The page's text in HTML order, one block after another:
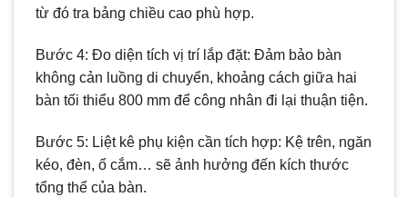
từ đó tra bảng chiều cao phù hợp.
Bước 4: Đo diện tích vị trí lắp đặt: Đảm bảo bàn
không cản luồng di chuyển, khoảng cách giữa hai
bàn tối thiểu 800 mm để công nhân đi lại thuận tiện.
Bước 5: Liệt kê phụ kiện cần tích hợp: Kệ trên, ngăn
kéo, đèn, ổ cắm… sẽ ảnh hưởng đến kích thước
tổng thể của bàn.